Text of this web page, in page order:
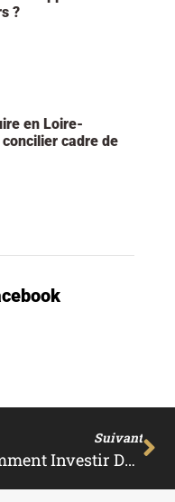
?
en Loire-
cadre de
Suivant
Comment Investir Dans Un Immeuble De Rapport ?